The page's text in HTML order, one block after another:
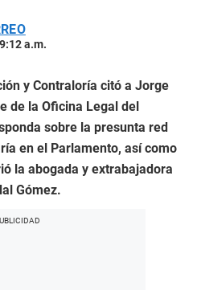
a.m.
y Contraloría citó a Jorge
de la Oficina Legal del
sobre la presunta red
en el Parlamento, así como
la abogada y extrabajadora
Gómez.